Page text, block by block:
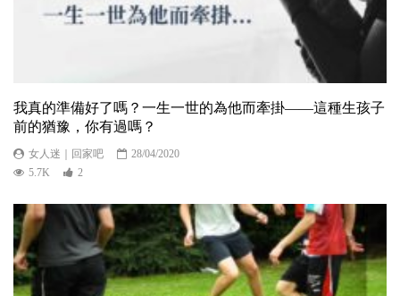
我真的準備好了嗎？一生一世的為他而牽掛——這種生孩子
前的猶豫，你有過嗎？
女人迷｜回家吧
28/04/2020
5.7K
2